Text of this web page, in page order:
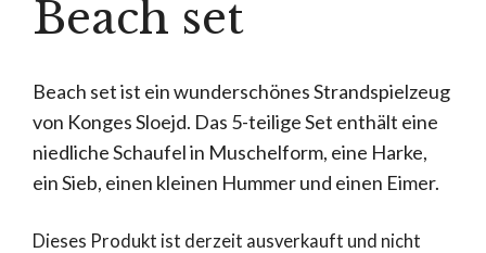
Beach set
Beach set ist ein wunderschönes Strandspielzeug
von Konges Sloejd. Das 5-teilige Set enthält eine
niedliche Schaufel in Muschelform, eine Harke,
ein Sieb, einen kleinen Hummer und einen Eimer.
Dieses Produkt ist derzeit ausverkauft und nicht